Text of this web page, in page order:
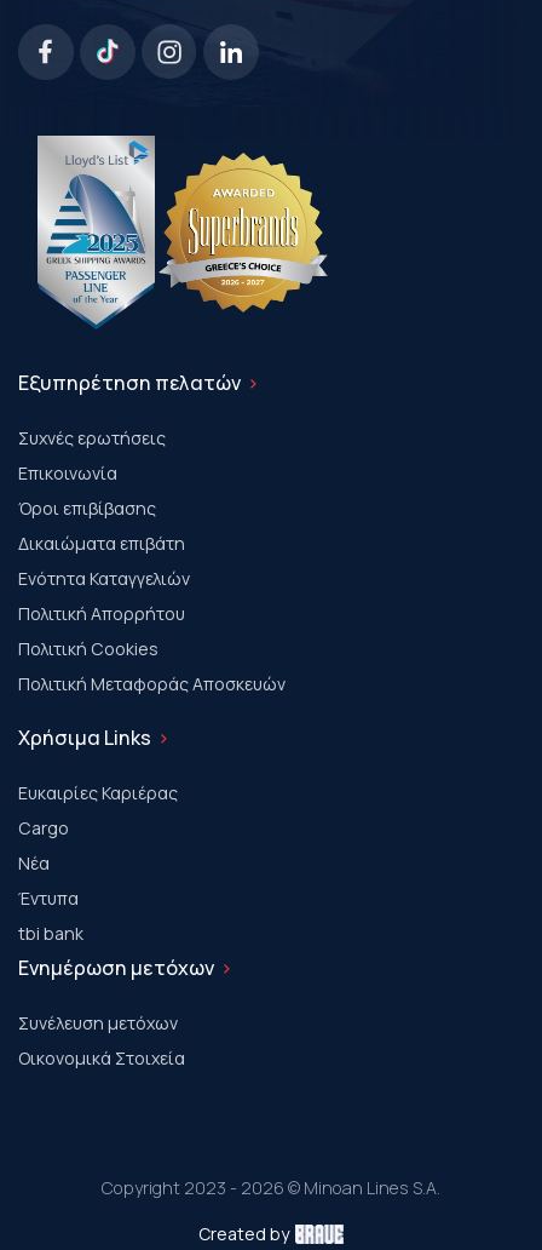
Εξυπηρέτηση πελατών
Συχνές ερωτήσεις
Επικοινωνία
Όροι επιβίβασης
Δικαιώματα επιβάτη
Ενότητα Καταγγελιών
Πολιτική Απορρήτου
Πολιτική Cookies
Πολιτική Μεταφοράς Αποσκευών
Χρήσιμα Links
Ευκαιρίες Καριέρας
Cargo
Νέα
Έντυπα
tbi bank
Ενημέρωση μετόχων
Συνέλευση μετόχων
Οικονομικά Στοιχεία
Copyright 2023 - 2026 © Minoan Lines S.A.
Created by